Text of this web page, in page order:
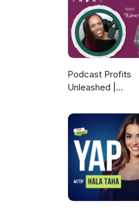
Podcast Profits
Unleashed |
Client Acquisition